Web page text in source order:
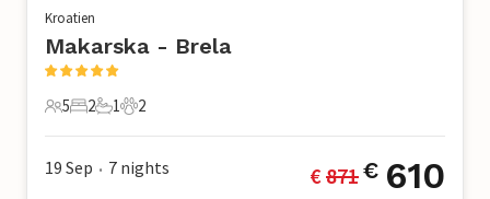
Kroatien
Makarska - Brela
5 Gäste
5
2 Schlafzimmer
2
1 Badezimmer
1
2 Haustiere
2
19 Sep • 7 nights € 871€ 610